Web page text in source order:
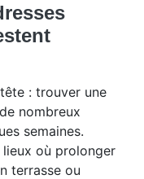
: trouver une
nombreux
semaines.
lieux où prolonger
terrasse ou